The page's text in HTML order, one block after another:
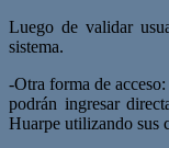
Luego de validar
sistema.
-Otra forma de
podrán ingresar
Huarpe utilizando sus